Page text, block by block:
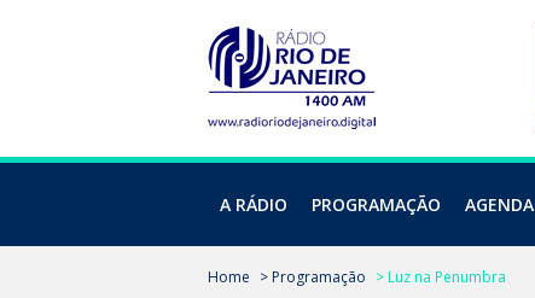
A RÁDIO PROGRAMAÇÃO AGENDA
Home > Programação > Luz na Penumbra